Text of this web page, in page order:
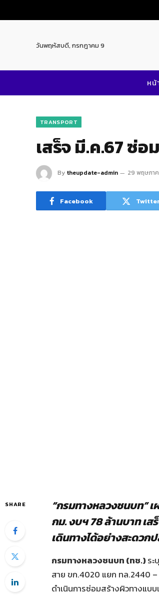
วันพฤหัสบดี, กรกฎาคม 9
หน้
TRANSPORT
เสร็จ มี.ค.67 ซ่
By theupdate-admin 29 พฤษภาค
Facebook
SHARE
“กรมทางหลวงชนบท”
กม. งบฯ 78 ล้านบาท เ
เดินทางได้อย่างสะดว
กรมทางหลวงชนบท (ทช.)ร
สาย ขก.4020 แยก ทล.2440
ดำเนินการซ่อมสร้างผิวทางแบ